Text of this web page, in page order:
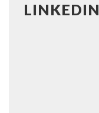
LINKEDIN